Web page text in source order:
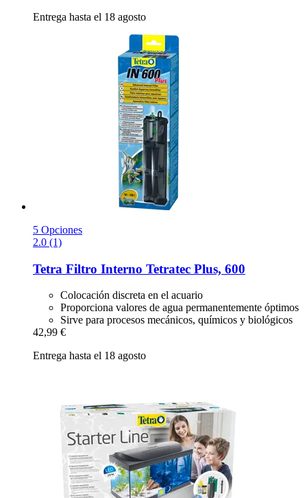
Entrega hasta el 18 agosto
5 Opciones
2.0 (1)
Tetra Filtro Interno Tetratec Plus, 600
Colocación discreta en el acuario
Proporciona valores de agua permanentemente óptimos
Sirve para procesos mecánicos, químicos y biológicos
42,99 €
Entrega hasta el 18 agosto